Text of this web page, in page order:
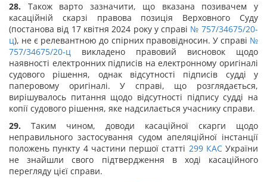
28. Також варто зазначити, що вказана позивачем у
касаційній скарзі правова позиція Верховного Суду
(постанова від 17 квітня 2024 року у справі № 757/34675/20-
ц), не є релевантною до спірних правовідносин. У справі №
757/34675/20-ц викладено правовий висновок щодо
наявності електронних підписів на електронному оригіналі
судового рішення, однак відсутності підписів судді у
паперовому оригіналі. У справі, що розглядається,
вирішувалось питання щодо відсутності підпису судді на
копії судового рішення, яке надсилається учаснику справи.
29. Таким чином, доводи касаційної скарги щодо
неправильного застосування судом апеляційної інстанції
положень пункту 4 частини першої статті 299 КАСУкраїни
не знайшли свого підтвердження в ході касаційного
перегляду цієї справи.